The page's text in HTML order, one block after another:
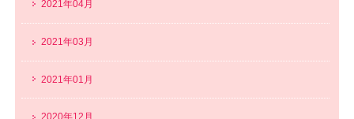
2021年04月
2021年03月
2021年01月